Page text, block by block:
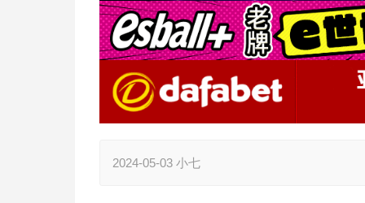
2024-05-03 小七